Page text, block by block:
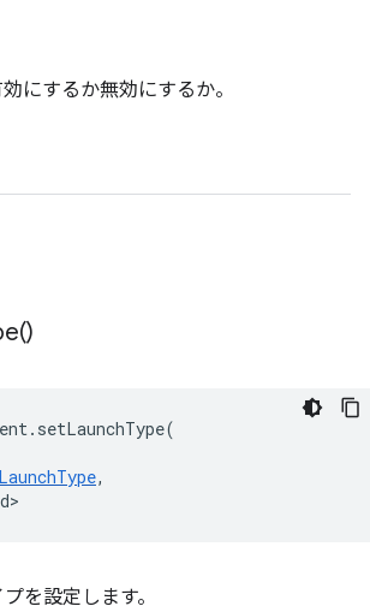
にするか無効にするか。
)
. setLaunchType(
LaunchType,
を設定します。